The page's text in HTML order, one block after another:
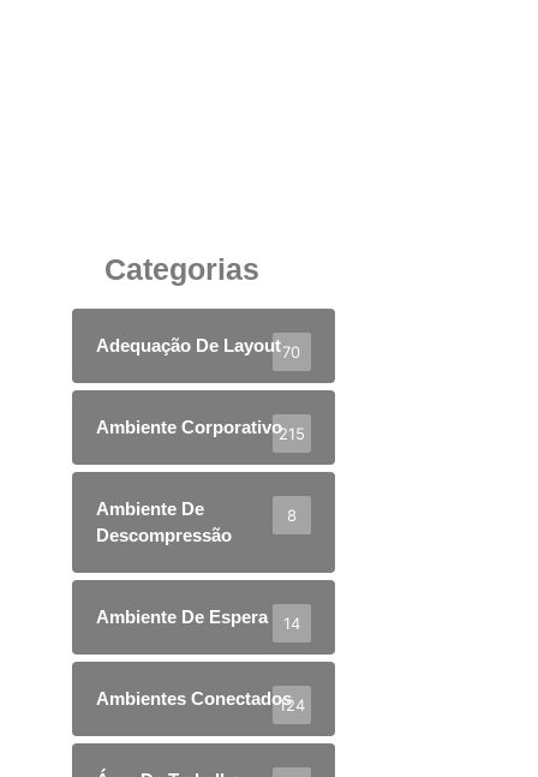
Categorias
Adequação De Layout70
Ambiente Corporativo215
Ambiente De
Descompressão
8
Ambiente De Espera 14
Ambientes Conectados124